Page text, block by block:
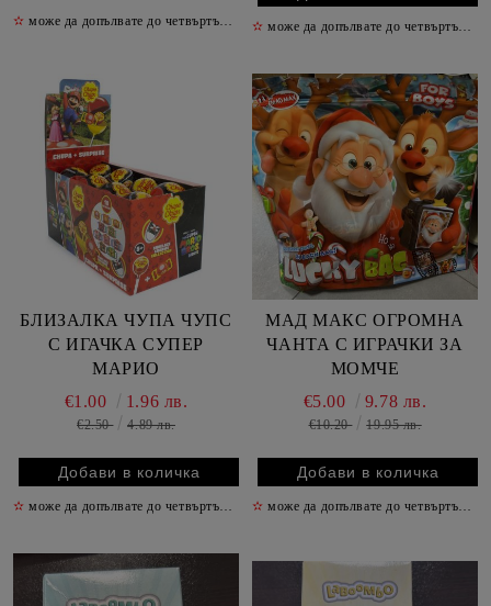
✫ може да допълвате до четвъртък включително ✫
✫ може да допълвате до четвъртък включително
БЛИЗАЛКА ЧУПА ЧУПС
С ИГАЧКА СУПЕР
МАРИО
€1.00
1.96 лв.
€2.50 4.89 лв.
✫ може да допълвате до четвъртък включително ✫
МАД МАКС ОГРОМНА
ЧАНТА С ИГРАЧКИ ЗА
МОМЧЕ
€5.00
9.78 лв.
€10.20 19.95 лв.
✫ може да допълвате до четвъртък включително